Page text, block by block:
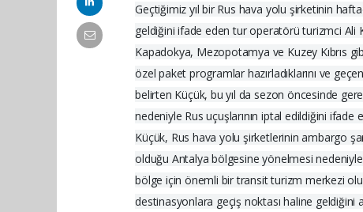
Geçtiğimiz yıl bir Rus hava yolu şirketinin
geldiğini ifade eden tur operatörü turizmci Ali
Kapadokya, Mezopotamya ve Kuzey Kıbrıs
özel paket programlar hazırladıklarını ve
belirten Küçük, bu yıl da sezon öncesinde
nedeniyle Rus uçuşlarının iptal edildiğini ifade
Küçük, Rus hava yolu şirketlerinin ambargo
olduğu Antalya bölgesine yönelmesi nedeniyle
bölge için önemli bir transit turizm merkezi
destinasyonlara geçiş noktası haline geldiğini